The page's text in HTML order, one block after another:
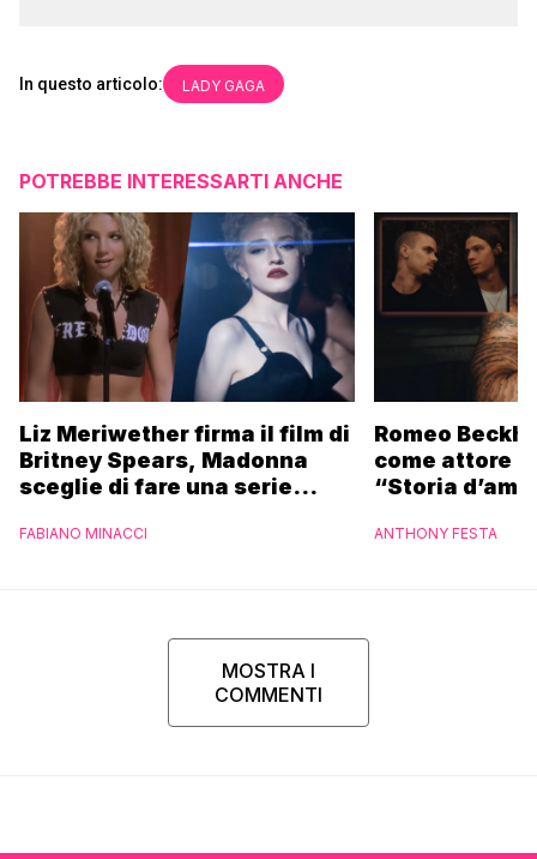
In questo articolo: LADY GAGA
POTREBBE INTERESSARTI ANCHE
Liz Meriwether firma il film di
Britney Spears, Madonna
sceglie di fare una serie
FABIANO MINACCI
Romeo
come attore
“Storia
ANTHONY FESTA
MOSTRA I
COMMENTI